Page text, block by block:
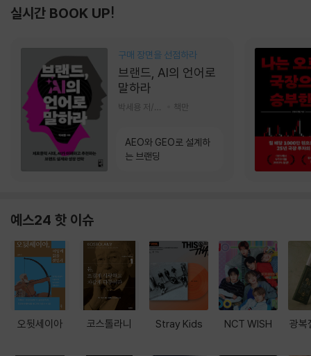
실시간 BOOK UP!
구매 장면을 선점하라
브랜드, AI의 언어로
말하라
책만
AEO와 GEO로 설계하
는 브랜딩
예스24 핫 이슈
오뒷세이아 코스톨라니 Stray Kids NCT WISH 광복